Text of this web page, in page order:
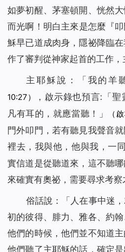
如夢初醒、茅塞頓開、恍然
而光啊！明白主來是怎麼『
穌早已道成肉身，隱祕降臨
作了審判從神家起首的工作，
主耶穌說：「 我的羊
10:27）
，啟示錄也預言:「 聖
凡有耳的，就應當聽！」
（
門外叩門，若有聽見我聲音
裡去，我與他，他與我，一同
實信道是從聽道來，這不聽
來確實有奧祕，需要尋求考察
俗話說：「人在事中迷
初的彼得、腓力、雅各、約
他們的時候，他們並不知道
他們聽了主耶穌的話，確定